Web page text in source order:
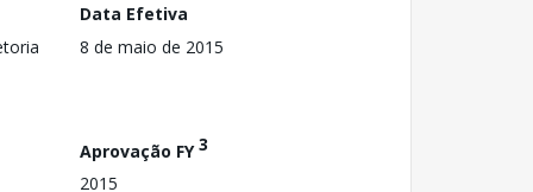
Data Efetiva
8 de maio de 2015
Aprovação FY3
2015